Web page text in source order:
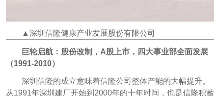
▲深圳信隆健康产业发展股份有限公司
巨轮启航：股份改制，A股上市，四大事业部全面发展
（1991-2010）
深圳信隆的成立意味着信隆公司整体产能的大幅提升。
从1991年深圳建厂开始到2000年的十年时间，也是信隆积蓄